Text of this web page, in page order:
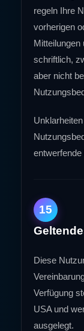
regeln Ihre
vorherigen
Mitteilungen
schriftlich,
aber nicht
15
Diese
Verfügung
USA und
ausgelegt.